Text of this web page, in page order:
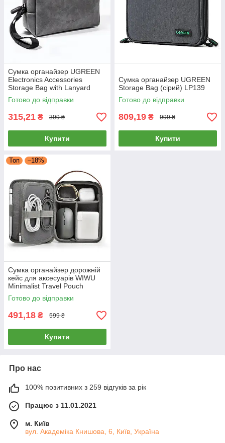
Сумка органайзер UGREEN
Electronics Accessories
Storage Bag with Lanyard
(сірий) LP285
Готово до відправки
315,21 ₴ 399 ₴
Купити
Сумка органайзер UGREEN
Storage Bag (сірий) LP139
Готово до відправки
809,19 ₴ 999 ₴
Купити
Топ –18%
Сумка органайзер дорожній
кейс для аксесуарів WIWU
Minimalist Travel Pouch
(чорний)
Готово до відправки
491,18 ₴ 599 ₴
Купити
Про нас
100% позитивних з 259 відгуків за рік
Працює з 11.01.2021
м. Київ
вул. Академіка Книшовa, 6, Київ, Україна